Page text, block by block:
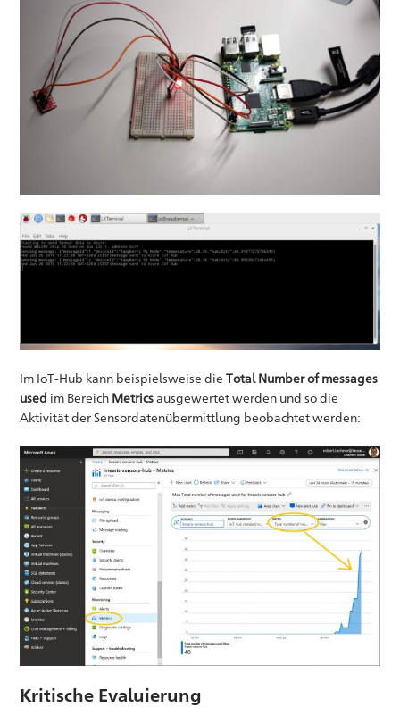
Im IoT-Hub kann beispielsweise dieTotal Number of messages
used im Bereich Metricsausgewertet werden und so die
Aktivität der Sensordatenübermittlung beobachtet werden:
Kritische Evaluierung